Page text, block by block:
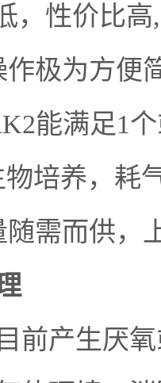
性价比高,
为方便
满足1个
培养，耗
而供，
产生厌氧